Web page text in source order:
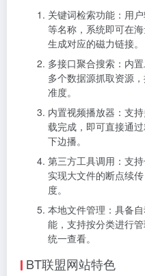
关键词检索功能：用
等名称，系统即可在
生成对应的磁力链接。
多接口聚合搜索：内
多个数据源抓取资源
准度。
内置视频播放器：支
载完成，即可直接通
下边播。
第三方工具调用：支
实现大文件的断点续
度。
本地文件管理：具备
能，支持按分类进行
统一查看。
BT联盟网站特色